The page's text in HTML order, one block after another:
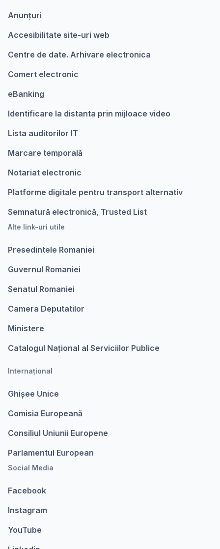
Anunțuri
Accesibilitate site-uri web
Centre de date. Arhivare electronica
Comert electronic
eBanking
Identificare la distanta prin mijloace video
Lista auditorilor IT
Marcare temporalǎ
Notariat electronic
Platforme digitale pentru transport alternativ
Semnatură electronică, Trusted List
Alte link-uri utile
Presedintele Romaniei
Guvernul Romaniei
Senatul Romaniei
Camera Deputatilor
Ministere
Catalogul Național al Serviciilor Publice
Internațional
Ghișee Unice
Comisia Europeanǎ
Consiliul Uniunii Europene
Parlamentul European
Social Media
Facebook
Instagram
YouTube